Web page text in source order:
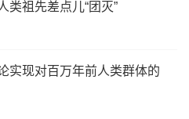
类祖先差点儿“团灭”
实现对百万年前人类群体的